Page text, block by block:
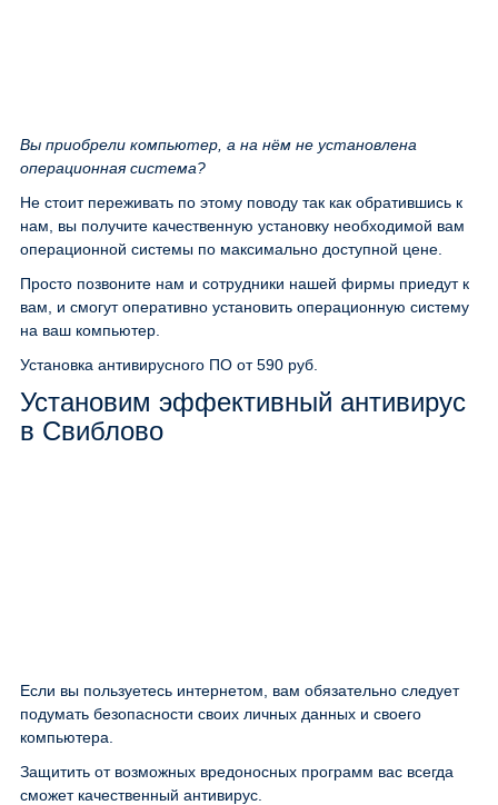
Вы приобрели компьютер, а на нём не установлена
операционная система?
Не стоит переживать по этому поводу так как обратившись к
нам, вы получите качественную установку необходимой вам
операционной системы по максимально доступной цене.
Просто позвоните нам и сотрудники нашей фирмы приедут к
вам, и смогут оперативно установить операционную систему
на ваш компьютер.
Установка антивирусного ПО от 590 руб.
Установим эффективный антивирус
в Свиблово
Если вы пользуетесь интернетом, вам обязательно следует
подумать безопасности своих личных данных и своего
компьютера.
Защитить от возможных вредоносных программ вас всегда
сможет качественный антивирус.